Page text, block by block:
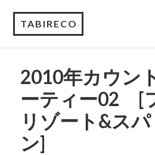
TABIRECO
2010年カウン
ーティー02 [
リゾート&ス
ン]